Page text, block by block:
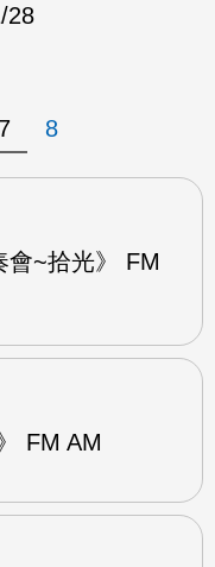
28
7 8
會~拾光》 FM
FM AM